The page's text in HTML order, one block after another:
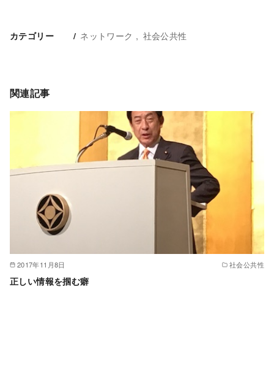
カテゴリー ネットワーク 社会公共性
関連記事
2017年11月8日 社会公共性
正しい情報を掴む癖